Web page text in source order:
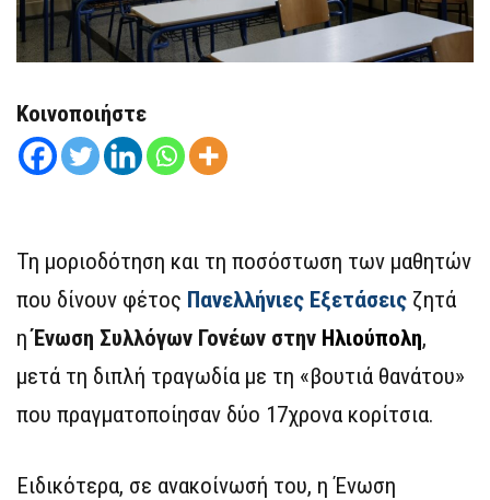
Κοινοποιήστε
Τη μοριοδότηση και τη ποσόστωση των μαθητών
που δίνουν φέτος Πανελλήνιες Εξετάσεις ζητά
ηΈνωση Συλλόγων Γονέων στην Ηλιούπολη,
μετά τη διπλή τραγωδία με τη «βουτιά θανάτου»
που πραγματοποίησαν δύο 17χρονα κορίτσια.
Ειδικότερα, σε ανακοίνωσή του, η Ένωση